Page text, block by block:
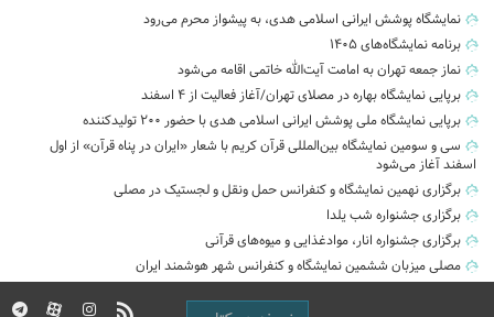
نمایشگاه پوشش ایرانی اسلامی هدی، به پیشواز محرم می‌رود
برنامه نمایشگاه‌های ۱۴۰۵
نماز جمعه تهران به امامت آیت‌الله خاتمی اقامه می‌شود
برپایی نمایشگاه بهاره در مصلای تهران/آغاز فعالیت از ۴ اسفند
برپایی نمایشگاه ملی پوشش ایرانی اسلامی هدی با حضور ۲۰۰ تولیدکننده
سی و سومین نمایشگاه بین‌المللی قرآن کریم با شعار «ایران در پناه قرآن» از اول
اسفند آغاز می‌شود
برگزاری نهمین نمایشگاه و کنفرانس حمل‌ ونقل و لجستیک در مصلی
برگزاری جشنواره شب یلدا
برگزاری جشنواره انار، موادغذایی و میوه‌های قرآنی
مصلی میزبان ششمین نمایشگاه و کنفرانس شهر هوشمند ایران